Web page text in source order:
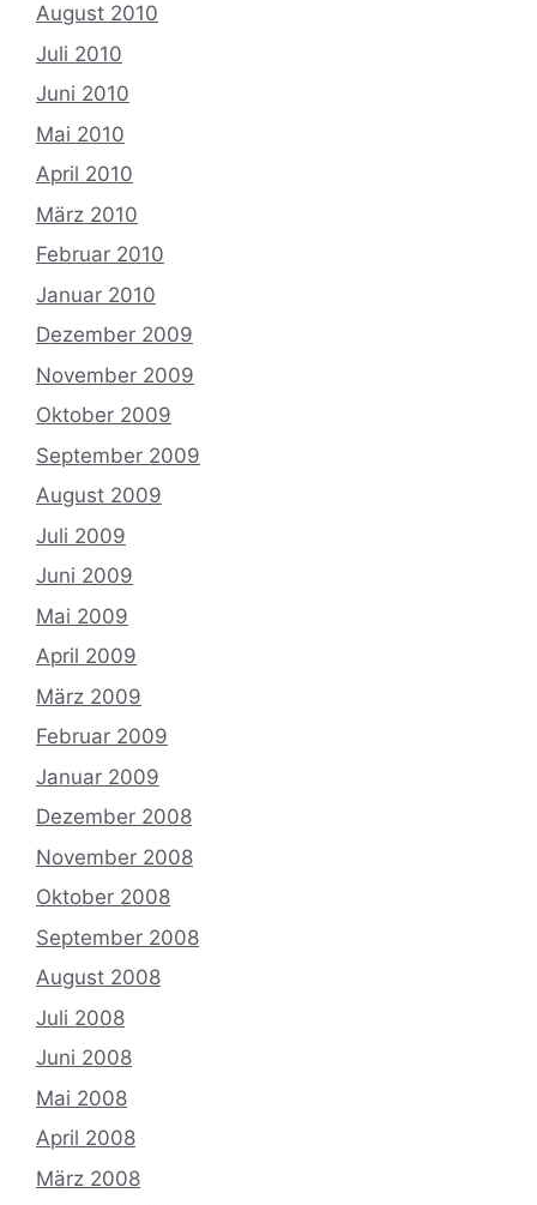
August 2010
Juli 2010
Juni 2010
Mai 2010
April 2010
März 2010
Februar 2010
Januar 2010
Dezember 2009
November 2009
Oktober 2009
September 2009
August 2009
Juli 2009
Juni 2009
Mai 2009
April 2009
März 2009
Februar 2009
Januar 2009
Dezember 2008
November 2008
Oktober 2008
September 2008
August 2008
Juli 2008
Juni 2008
Mai 2008
April 2008
März 2008